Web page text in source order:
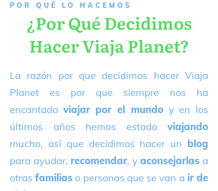
P OR QUÉ LO HACEMOS
¿Por Qué Decidimos
Hacer Viaja Planet?
La razón por que decidimos hacer Viaja
Planet es por que siempre nos ha
encantado viajar por el mundoy en los
últimos años hemos estado viajando
mucho, así que decidimos hacer un blog
para ayudar, recomendar, yaconsejarlas a
otrasfamilias o personas que se van a ir de